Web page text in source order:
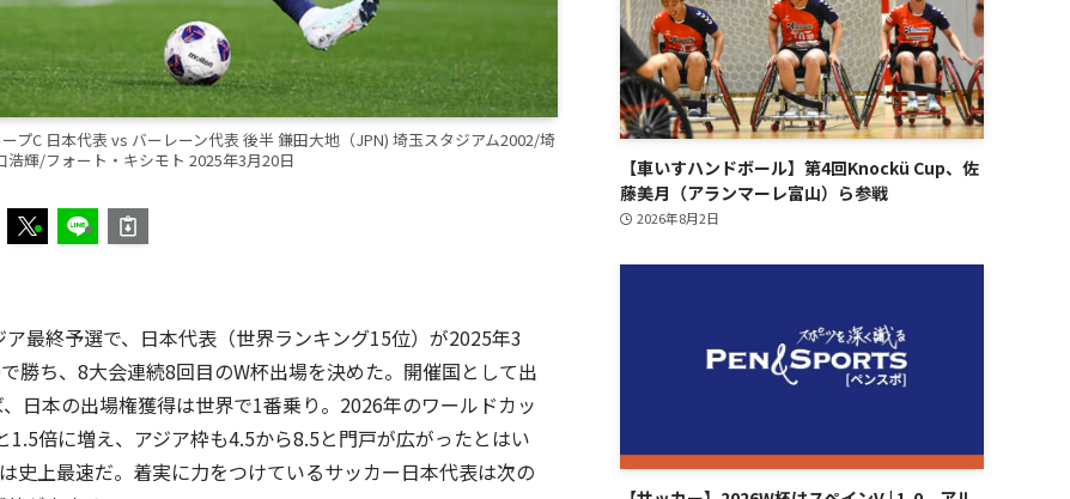
プC 日本代表 vs バーレーン代表 後半 鎌田大地（JPN) 埼玉スタジアム2002/埼
輝/フォート・キシモト 2025年3月20日
最終予選で、日本代表（世界ランキング15位）が2025年3
勝ち、8大会連続8回目のW杯出場を決めた。開催国として出
日本の出場権獲得は世界で1番乗り。2026年のワールドカッ
倍に増え、アジア枠も4.5から8.5と門戸が広がったとはい
史上最速だ。着実に力をつけているサッカー日本代表は次の
【車いすハンドボール】第4回Knockü Cup、佐
藤美月（アランマーレ富山）ら参戦
2026年8月2日